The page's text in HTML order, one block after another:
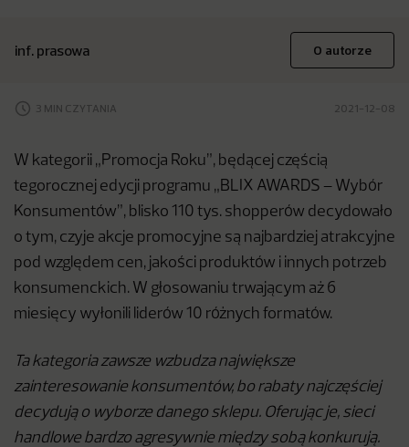
inf. prasowa O autorze
3 MIN CZYTANIA 2021-12-08
W kategorii „Promocja Roku”, będącej częścią
tegorocznej edycji programu „BLIX AWARDS – Wybór
Konsumentów”, blisko 110 tys. shopperów decydowało
o tym, czyje akcje promocyjne są najbardziej atrakcyjne
pod względem cen, jakości produktów i innych potrzeb
konsumenckich. W głosowaniu trwającym aż 6
miesięcy wyłonili liderów 10 różnych formatów.
Ta kategoria zawsze wzbudza największe
zainteresowanie konsumentów, bo rabaty najczęściej
decydują o wyborze danego sklepu. Oferując je, sieci
handlowe bardzo agresywnie między sobą konkurują.